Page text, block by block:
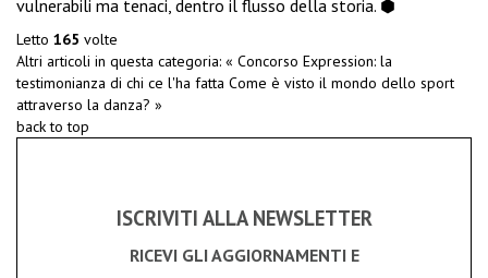
vulnerabili ma tenaci, dentro il flusso della storia. ⬢
Letto 165 volte
Altri articoli in questa categoria: « Concorso Expression: la
testimonianza di chi ce l'ha fatta Come è visto il mondo dello sport
attraverso la danza? »
back to top
ISCRIVITI ALLA NEWSLETTER
RICEVI GLI AGGIORNAMENTI E